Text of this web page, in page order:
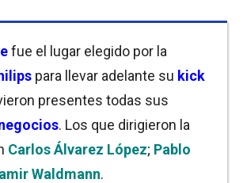
fue el lugar elegido por la
para llevar adelante su kick
presentes todas sus
. Los que dirigieron la
Carlos Álvarez López; Pablo
Waldmann.